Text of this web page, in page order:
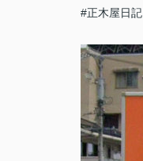
#正木屋日記